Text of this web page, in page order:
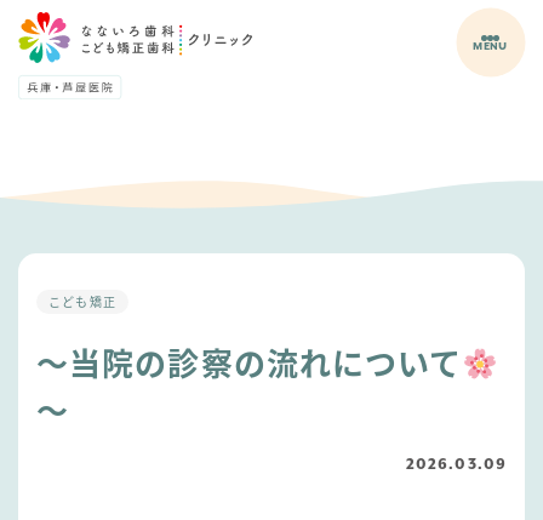
MENU
こども矯正
〜当院の診察の流れについて
〜
2026.03.09